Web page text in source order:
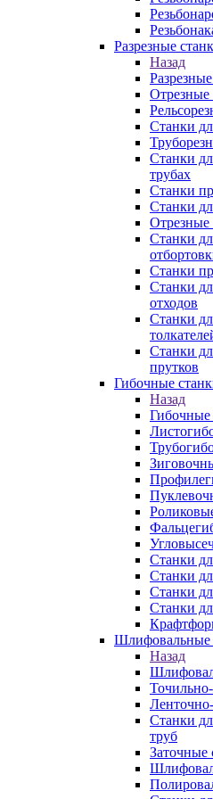
Разрезные
Назад
Отрезные
Станки
Станки
трубаx
Станки
Станки
Отрезные
Станки
Станки
Станки
отходов
Станки
Станки
прутков
Гибочные
Назад
Гибочные
Станки
Станки
Станки
Станки
Шлифовальные
Назад
Станки
труб
Заточные